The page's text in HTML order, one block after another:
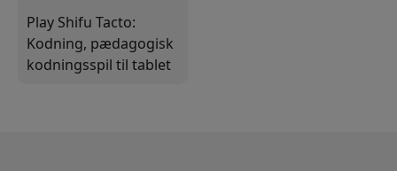
Play Shifu Tacto:
Kodning, pædagogisk
kodningsspil til tablet